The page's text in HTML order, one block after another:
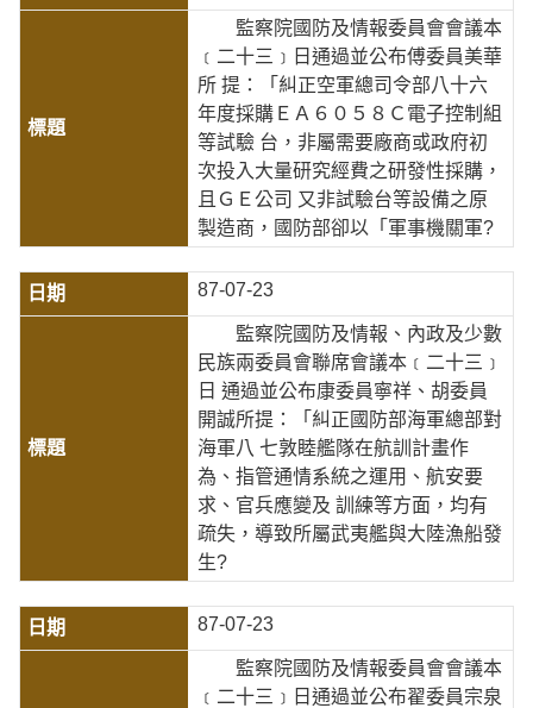
監察院國防及情報委員會會議本
﹝二十三﹞日通過並公布傅委員美華
所 提：「糾正空軍總司令部八十六
年度採購ＥＡ６０５８Ｃ電子控制組
等試驗 台，非屬需要廠商或政府初
次投入大量研究經費之研發性採購，
且ＧＥ公司 又非試驗台等設備之原
製造商，國防部卻以「軍事機關軍?
87-07-23
監察院國防及情報、內政及少數
民族兩委員會聯席會議本﹝二十三﹞
日 通過並公布康委員寧祥、胡委員
開誠所提：「糾正國防部海軍總部對
海軍八 七敦睦艦隊在航訓計畫作
為、指管通情系統之運用、航安要
求、官兵應變及 訓練等方面，均有
疏失，導致所屬武夷艦與大陸漁船發
生?
87-07-23
監察院國防及情報委員會會議本
﹝二十三﹞日通過並公布翟委員宗泉